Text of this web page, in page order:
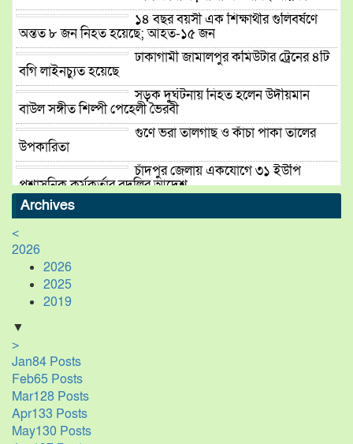
১৪ বছর বয়সী এক শিক্ষার্থীর গুলিবর্ষণে
অন্তত ৮ জন নিহত হয়েছে; আহত-১৫ জন
ঢাকাগামী জামালপুর কমিউটার ট্রেনের ৪টি
বগি লাইনচ্যুত হয়েছে
সড়ক দুর্ঘটনায় নিহত হলেন উদীয়মান
বাউল সঙ্গীত শিল্পী পেহেলী ভৈরবী
গুণে ভরা তালগাছ ও কাঁচা পাকা তালের
উপকারিতা
চাঁদপুর জেলায় একযোগে ৩১ ইউপি
প্রশাসনিক কর্মকর্তার বদলির আদেশ
তিনজন হাজতে
Archives
<
2026
2026
2025
2019
▼
>
Jan84 Posts
Feb65 Posts
Mar128 Posts
Apr133 Posts
May130 Posts